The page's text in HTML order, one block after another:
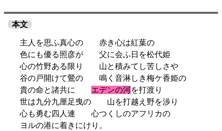
本文
主人を思ふ真心の 赤き心は紅葉の
色にも優る照彦が 父に会ふ日を松代姫
心の竹野ある限り 山と積みてし苦しさや
谷の戸開けて鶯の 鳴く音淋しき梅ケ香姫の
貴の命と諸共に エデンの河を打渡り
世は九分九厘足曳の 山を打越え野を渉り
心も勇む四人連 心つくしのアフリカの
ヨルの港に着きにけり。